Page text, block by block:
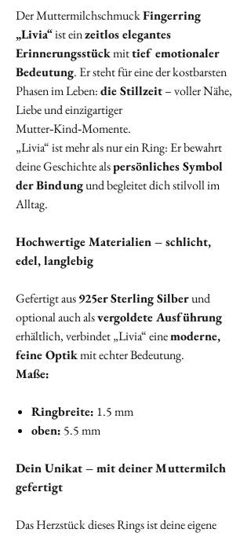
Der MuttermilchschmuckFingerring
„Livia“ist einzeitlos elegantes
Erinnerungsstückmittief emotionaler
Bedeutung. Er steht für eine der kostbarsten
Phasen im Leben:die Stillzeit– voller Nähe,
Liebe und einzigartiger
Mutter‑Kind‑Momente.
„Livia“ ist mehr als nur ein Ring: Er bewahrt
deine Geschichte alspersönliches Symbol
der Bindungund begleitet dich stilvoll im
Alltag.
Hochwertige Materialien – schlicht,
edel, langlebig
Gefertigt aus925er Sterling Silberund
optional auch alsvergoldete Ausführung
erhältlich, verbindet „Livia“ einemoderne,
feine Optikmit echter Bedeutung.
Maße:
Ringbreite: 1.5 mm
oben: 5.5 mm
Dein Unikat – mit deiner Muttermilch
gefertigt
Das Herzstück dieses Rings ist deine eigene